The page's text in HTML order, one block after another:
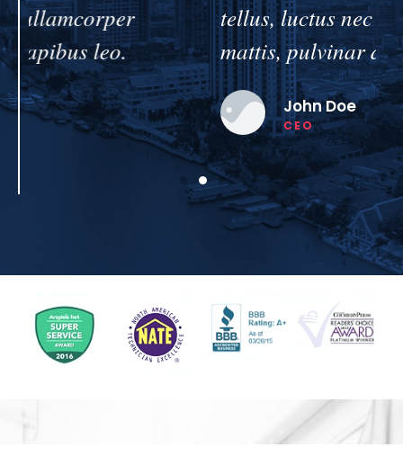
tellus, luctus nec ullamcorper
mattis, pulvinar dapibus leo.
John Doe
CEO